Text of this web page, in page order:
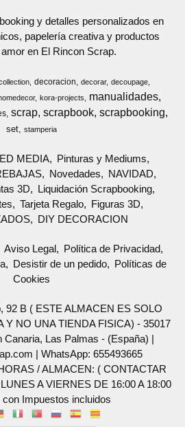
y detalles personalizados en
papelería creativa y productos
en El Rincon Scrap.
decoracion decorar
decoupage
kora-projects manualidades
scrap scrapbook scrapbooking
set stamperia
MEDIA
Pinturas y Mediums
Novedades
NAVIDAD
3D
Liquidación Scrapbooking
Tarjeta Regalo
Figuras 3D
DIY DECORACION
Aviso Legal
Política de Privacidad
Desistir de un pedido
Políticas de
Cookies
92 B ( ESTE ALMACEN ES SOLO
Y NO UNA TIENDA FISICA) - 35017
Canaria, Las Palmas - (España) |
| WhatsApp: 655493665
/ ALMACEN: ( CONTACTAR
A VIERNES DE 16:00 A 18:00
Impuestos incluidos